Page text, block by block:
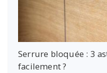
Serrure bloquée : 3
facilement ?